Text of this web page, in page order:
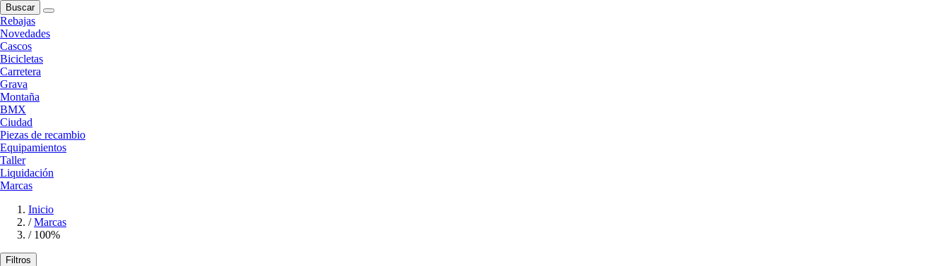
Buscar
Rebajas
Novedades
Cascos
Bicicletas
Carretera
Grava
Montaña
BMX
Ciudad
Piezas de recambio
Equipamientos
Taller
Liquidación
Marcas
Inicio
/ Marcas
/ 100%
Filtros